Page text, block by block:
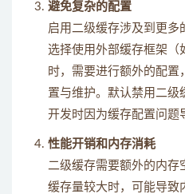
避免复杂的配置
启用二级缓存涉及到更多
选择使用外部缓存框架（
时，需要进行额外的配
置与维护。默认禁用二级
开发时因为缓存配置问题
性能开销和内存消耗
二级缓存需要额外的内存
缓存量较大时，可能导致